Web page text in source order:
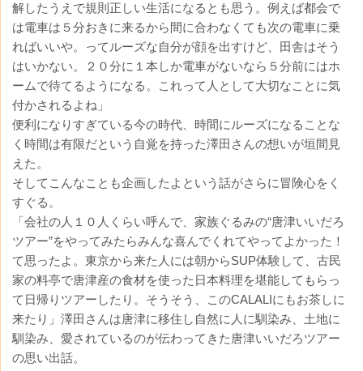
解したうえで規則正しい生活になるとも思う。例えば都会で
は電車は５分おきに来るから間に合わなくても次の電車に乗
ればいいや。ってルーズな自分が顔を出すけど、田舎はそう
はいかない。２０分に１本しか電車がないなら５分前にはホ
ームで待てるようになる。これって人として大切なことに気
付かされるよね」
便利になりすぎている今の時代、時間にルーズになることな
く時間は有限だという自覚を持った澤田さんの想いが垣間見
えた。
そしてこんなことも企画したよという話がさらに冒険心をく
すぐる。
「会社の人１０人くらい呼んで、家族ぐるみの“唐津いいだろ
ツアー”をやってみたらみんな喜んでくれてやってよかった！
て思ったよ。東京から来た人には朝からSUP体験して、古民
家の料亭で唐津産の食材を使った日本料理を堪能してもらっ
て日帰りツアーしたり。そうそう、このCALALIにもお茶しに
来たり」澤田さんは唐津に移住し自然に人に馴染み、土地に
馴染み、愛されているのが伝わってきた唐津いいだろツアー
の思い出話。